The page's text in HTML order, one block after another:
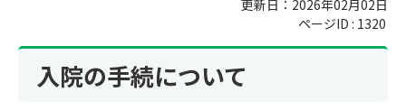
更新日：2026年02月02日
ページID : 1320
入院の手続について